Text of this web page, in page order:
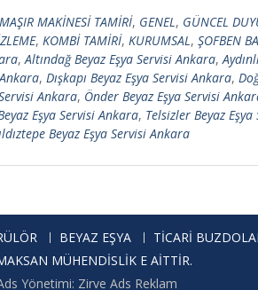
MAKİNESİ TAMİRİ, GENEL, GÜNCEL
, KOMBİ TAMİRİ, KURUMSAL, ŞOFBEN
,Altındağ Beyaz Eşya Servisi Ankara,
, Dışkapı Beyaz Eşya Servisi Ankara,
Ankara, Önder Beyaz Eşya Servisi
Eşya Servisi Ankara, Telsizler Beyaz
Beyaz Eşya Servisi Ankara
BEYAZ EŞYA TİCARİ
MÜHENDİSLİK E AİTTİR.
Yönetimi: Zirve Ads Reklam